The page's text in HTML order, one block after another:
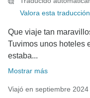
Valora esta traducción
Que viaje tan
Tuvimos unos hoteles
estaba...
Mostrar más
Viajó en septiembre 2024